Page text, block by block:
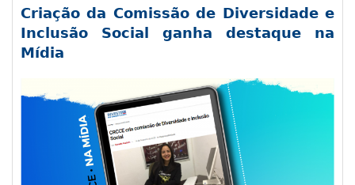
Criação da Comissão de Diversidade e
Inclusão Social ganha destaque na
Mídia